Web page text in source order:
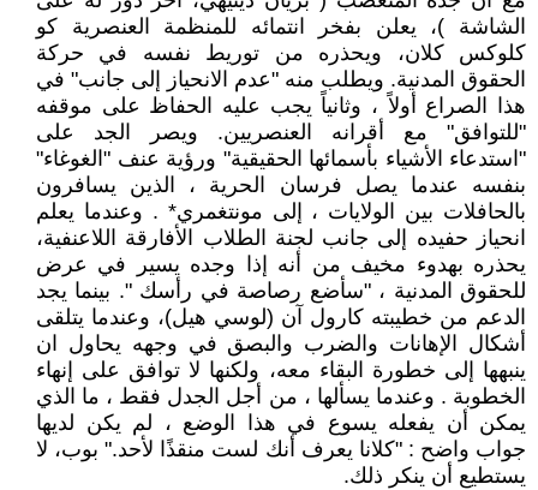
الشاشة )، يعلن بفخر انتمائه للمنظمة العنصرية كو
كلوكس كلان، ويحذره من توريط نفسه في حركة
الحقوق المدنية. ويطلب منه "عدم الانحياز إلى جانب" في
هذا الصراع أولاً ، وثانياً يجب عليه الحفاظ على موقفه
"للتوافق" مع أقرانه العنصريين. ويصر الجد على
"استدعاء الأشياء بأسمائها الحقيقية" ورؤية عنف "الغوغاء"
بنفسه عندما يصل فرسان الحرية ، الذين يسافرون
بالحافلات بين الولايات ، إلى مونتغمري* . وعندما يعلم
انحياز حفيده إلى جانب لجنة الطلاب الأفارقة اللاعنفية،
يحذره بهدوء مخيف من أنه إذا وجده يسير في عرض
للحقوق المدنية ، "سأضع رصاصة في رأسك ". بينما يجد
الدعم من خطيبته كارول آن (لوسي هيل)، وعندما يتلقى
أشكال الإهانات والضرب والبصق في وجهه يحاول ان
ينبهها إلى خطورة البقاء معه، ولكنها لا توافق على إنهاء
الخطوبة . وعندما يسألها ، من أجل الجدل فقط ، ما الذي
يمكن أن يفعله يسوع في هذا الوضع ، لم يكن لديها
جواب واضح : "كلانا يعرف أنك لست منقذًا لأحد." بوب، لا
يستطيع أن ينكر ذلك.